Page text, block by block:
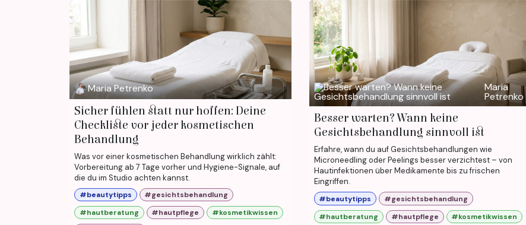
Maria Petrenko
Sicher fühlen statt nur hoffen: Deine
Checkliste vor jeder kosmetischen
Behandlung
Was vor einer kosmetischen Behandlung wirklich zählt:
Vorbereitung ab 7 Tage vorher und Hygiene-Signale, auf
die du im Studio achten kannst.
#beautytipps
#gesichtsbehandlung
#hautberatung
#hautpflege
#kosmetikwissen
Maria
Petrenko
Besser warten? Wann keine
Gesichtsbehandlung sinnvoll ist
Erfahre, wann du auf Gesichtsbehandlungen wie
Microneedling oder Peelings besser verzichtest – von
Hautinfektionen über Medikamente bis zu frischen
Eingriffen.
#beautytipps
#gesichtsbehandlung
#hautberatung
#hautpflege
#kosmetikwissen